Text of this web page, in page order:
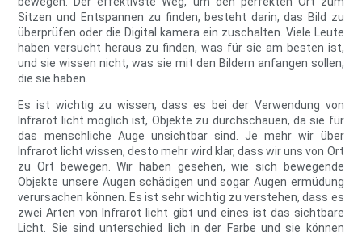
Sitzen und Entspannen zu finden, besteht darin, das Bild zu
überprüfen oder die Digital kamera ein zuschalten. Viele Leute
haben versucht heraus zu finden, was für sie am besten ist,
und sie wissen nicht, was sie mit den Bildern anfangen sollen,
die sie haben.
Es ist wichtig zu wissen, dass es bei der Verwendung von
Infrarot licht möglich ist, Objekte zu durchschauen, da sie für
das menschliche Auge unsichtbar sind. Je mehr wir über
Infrarot licht wissen, desto mehr wird klar, dass wir uns von Ort
zu Ort bewegen. Wir haben gesehen, wie sich bewegende
Objekte unsere Augen schädigen und sogar Augen ermüdung
verursachen können. Es ist sehr wichtig zu verstehen, dass es
zwei Arten von Infrarot licht gibt und eines ist das sichtbare
Licht. Sie sind unterschied lich in der Farbe und sie können